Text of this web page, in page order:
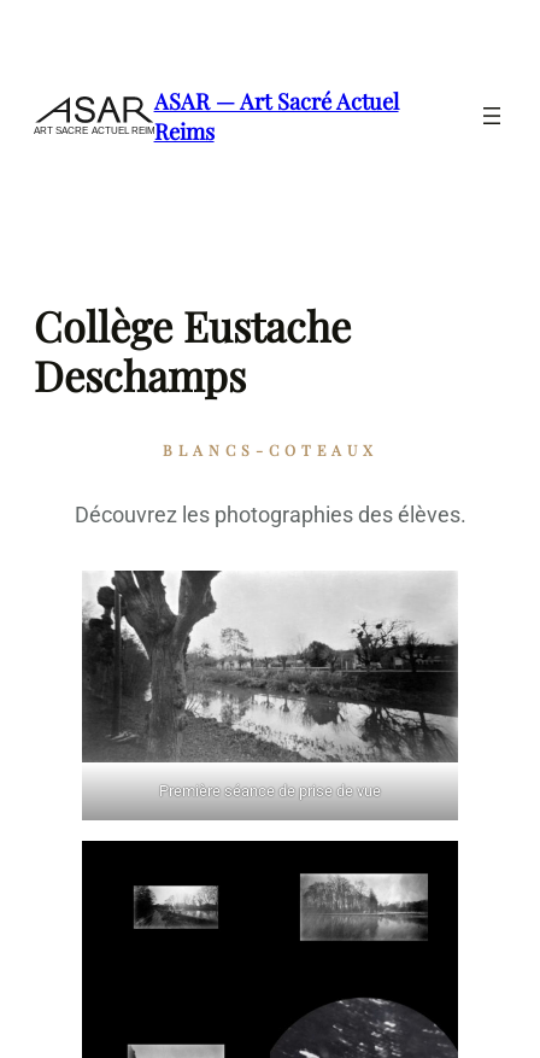
ASAR — Art Sacré Actuel
Reims
Collège Eustache
Deschamps
BLANCS-COTEAUX
Découvrez les photographies des élèves.
Première séance de prise de vue